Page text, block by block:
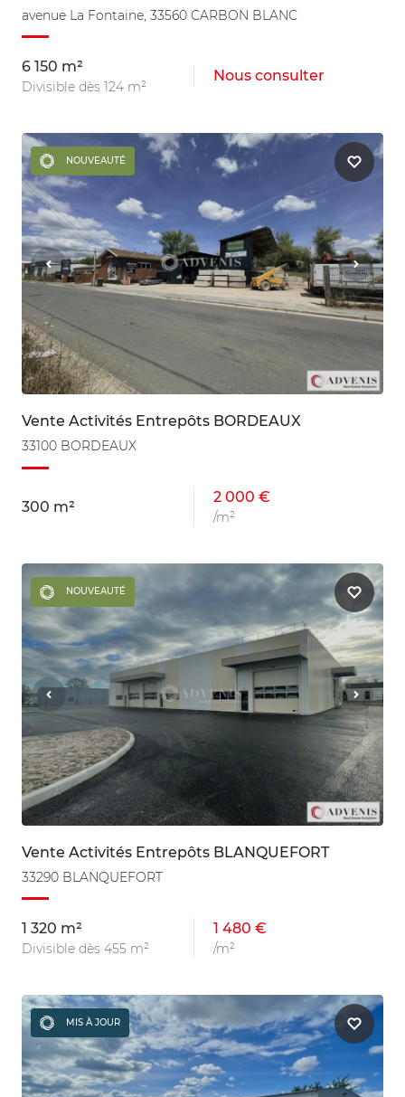
avenue La Fontaine, 33560 CARBON BLANC
6 150 m²
Divisible dès 124 m²
Nous consulter
NOUVEAUTÉ
Vente Activités Entrepôts BORDEAUX
33100 BORDEAUX
300 m²
2 000 €
/m²
NOUVEAUTÉ
Vente Activités Entrepôts BLANQUEFORT
33290 BLANQUEFORT
1 320 m²
Divisible dès 455 m²
1 480 €
/m²
MIS À JOUR